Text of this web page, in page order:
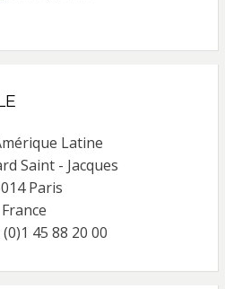
Latine
Saint - Jacques
Paris
France
45 88 20 00